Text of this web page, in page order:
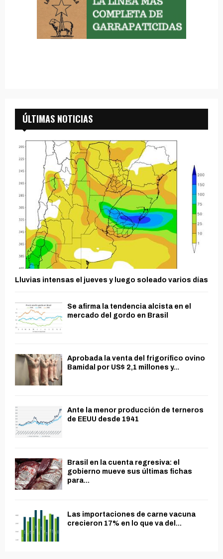
ÚLTIMAS NOTICIAS
Lluvias intensas el jueves y luego soleado varios días
Se afirma la tendencia alcista en el
mercado del gordo en Brasil
Aprobada la venta del frigorífico ovino
Bamidal por US$ 2,1 millones y...
Ante la menor producción de terneros
de EEUU desde 1941
Brasil en la cuenta regresiva: el
gobierno mueve sus últimas fichas
para...
Las importaciones de carne vacuna
crecieron 17% en lo que va del...